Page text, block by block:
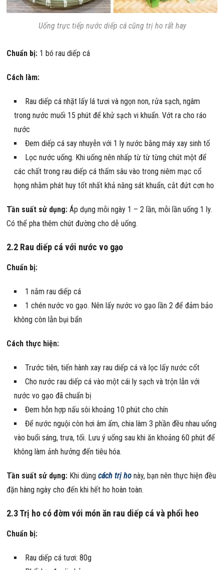
Uống trực tiếp nước diếp cá cũng trị ho rất hay
Chuẩn bị: 1 bó rau diếp cá
Cách làm:
Rau diếp cá nhặt lấy lá tươi và ngọn non, rửa sạch, ngâm
trong nước muối 15 phút để khử sạch vi khuẩn. Vớt ra cho ráo
nước
Đem diếp cá say nhuyễn với 1 ly nước bằng máy xay sinh tố
Lọc nước uống. Khi uống nên nhấp từ từ từng chút một để
các chất trong rau diếp cá thấm sâu vào trong niêm mạc cổ
họng nhằm phát huy tốt nhất khả năng sát khuẩn, cắt đứt cơn ho
Tần suất sử dụng:Áp dụng mỗi ngày 1 – 2 lần, mỗi lần uống 1 ly.
Có thể pha thêm chút đường cho dễ uống.
2.2 Rau diếp cá với nước vo gạo
Chuẩn bị:
1 nắm rau diếp cá
1 chén nước vo gạo. Nên lấy nước vo gạo lần 2 để đảm bảo
không còn lẫn bụi bẩn
Cách thực hiện:
Trước tiên, tiến hành xay rau diếp cá và lọc lấy nước cốt
Cho nước rau diếp cá vào một cái ly sạch và trộn lẫn với
nước vo gạo đã chuẩn bị
Đem hỗn hợp nấu sôi khoảng 10 phút cho chín
Để nước nguội còn hơi âm ấm, chia làm 3 phần đều nhau uống
vào buổi sáng, trưa, tối. Lưu ý uống sau khi ăn khoảng 60 phút để
không làm ảnh hưởng đến tiêu hóa.
Tần suất sử dụng: Khi dùng cách trị ho này, bạn nên thực hiện đều
đặn hàng ngày cho đến khi hết ho hoàn toàn.
2.3 Trị ho có đờm với món ăn rau diếp cá và phổi heo
Chuẩn bị:
Rau diếp cá tươi: 80g